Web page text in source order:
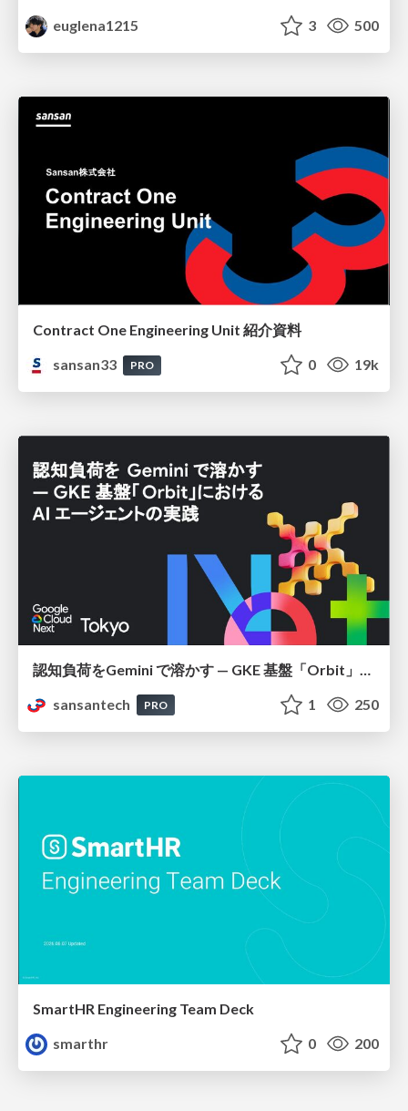
euglena1215
3 500
Contract One Engineering Unit 紹介資料
sansan33
PRO 0 19k
sansantech
PRO 1 250
SmartHR Engineering Team Deck
smarthr
0 200